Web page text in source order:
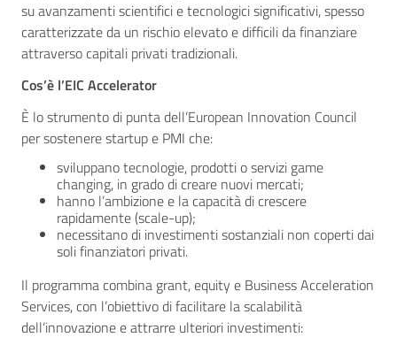
su avanzamenti scientifici e tecnologici significativi, spesso
caratterizzate da un rischio elevato e difficili da finanziare
attraverso capitali privati tradizionali.
Cos’è l’EIC Accelerator
È lo strumento di punta dell’European Innovation Council
per sostenere startup e PMI che:
sviluppano tecnologie, prodotti o servizi game
changing, in grado di creare nuovi mercati;
hanno l’ambizione e la capacità di crescere
rapidamente (scale-up);
necessitano di investimenti sostanziali non coperti dai
soli finanziatori privati.
Il programma combina grant, equity e Business Acceleration
Services, con l’obiettivo di facilitare la scalabilità
dell’innovazione e attrarre ulteriori investimenti: